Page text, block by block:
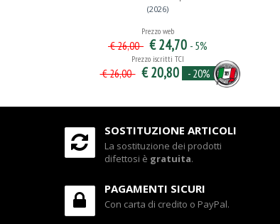
(2026)
Prezzo web
€ 26,00 € 24,70 - 5%
Prezzo iscritti TCI
€ 26,00 € 20,80 - 20%
SOSTITUZIONE ARTICOLI
La sostituzione dei prodotti
difettosi è gratuita.
PAGAMENTI SICURI
Con carta di credito o PayPal.